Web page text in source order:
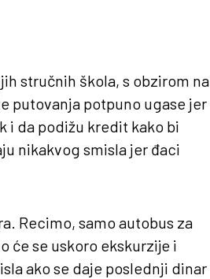
stručnih škola, s obzirom na
putovanja potpuno ugase jer
i da podižu kredit kako bi
nikakvog smisla jer đaci
Recimo, samo autobus za
će se uskoro ekskurzije i
ako se daje poslednji dinar